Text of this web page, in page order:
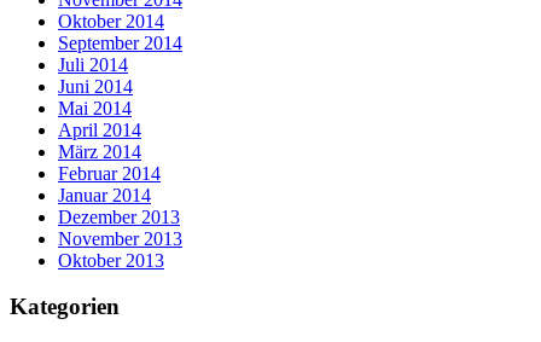
Oktober 2014
September 2014
Juli 2014
Juni 2014
Mai 2014
April 2014
März 2014
Februar 2014
Januar 2014
Dezember 2013
November 2013
Oktober 2013
Kategorien